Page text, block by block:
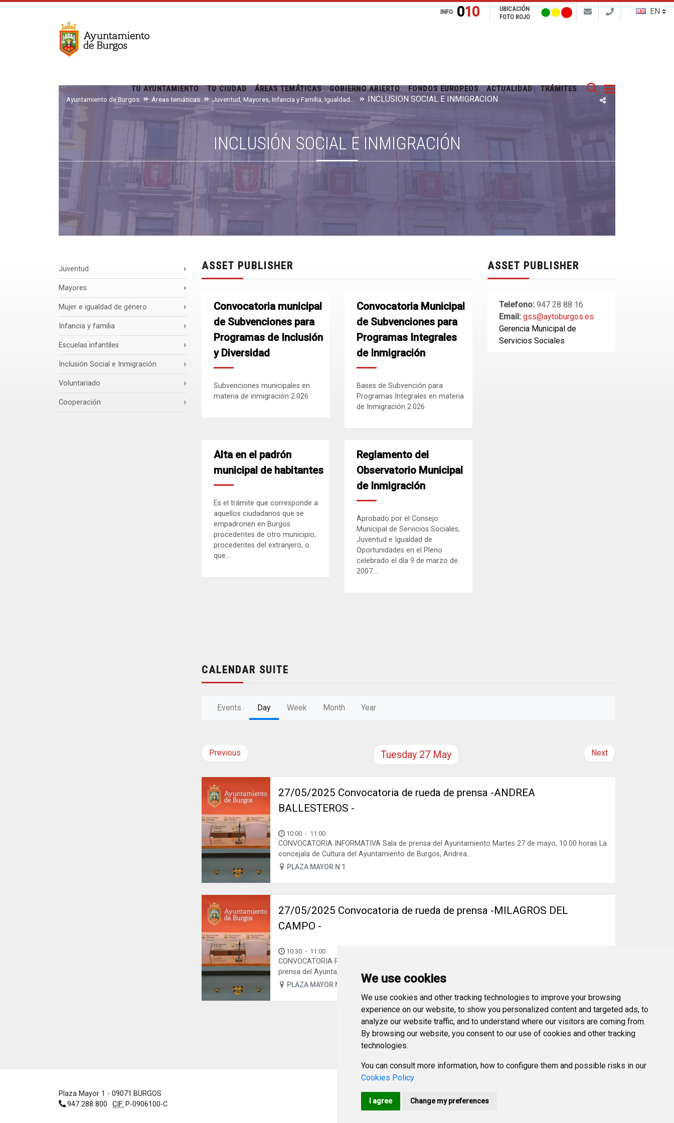
We use cookies
We use cookies and other tracking technologies to improve your browsing
experience on our website, to show you personalized content and targeted ads, to
analyze our website traffic, and to understand where our visitors are coming from.
By browsing our website, you consent to our use of cookies and other tracking
technologies.
You can consult more information, how to configure them and possible risks in our
Cookies Policy
I agree Change my preferences
Buscar
INFO 010
UBICACIÓN
FOTO ROJO
TU AYUNTAMIENTO TU CIUDAD ÁREAS TEMÁTICAS GOBIERNO ABIERTO FONDOS EUROPEOS ACTUALIDAD TRÁMITES
Ayuntamiento de Burgos Áreas temáticas INCLUSIÓN SOCIAL E INMIGRACIÓN
INCLUSIÓN SOCIAL E INMIGRACIÓN
Juventud
Mayores
Mujer e igualdad de género
Infancia y familia
Escuelas infantiles
Inclusión Social e Inmigración
Voluntariado
Cooperación
ASSET PUBLISHER
Convocatoria municipal
de Subvenciones para
Programas de Inclusión
y Diversidad
Subvenciones municipales en
materia de inmigración 2.026
Convocatoria Municipal
de Subvenciones para
Programas Integrales
de Inmigración
Bases de Subvención para
Programas Integrales en materia
de Inmigración 2.026
Alta en el padrón
municipal de habitantes
Es el trámite que corresponde a
aquellos ciudadanos que se
empadronen en Burgos
procedentes de otro municipio,
procedentes del extranjero, o
que...
Reglamento del
Observatorio Municipal
de Inmigración
Aprobado por el Consejo
Municipal de Servicios Sociales,
Juventud e Igualdad de
Oportunidades en el Pleno
celebrado el día 9 de marzo de
2007....
ASSET PUBLISHER
Telefono: 947 28 88 16
Email: gss@aytoburgos.es
Gerencia Municipal de
Servicios Sociales
CALENDAR SUITE
Events Day Week Month Year
Previous Tuesday 27 May Next
27/05/2025 Convocatoria de rueda de prensa -ANDREA
BALLESTEROS -
10:00 - 11:00
CONVOCATORIA INFORMATIVA Sala de prensa del Ayuntamiento Martes 27 de mayo, 10.00 horas La
concejala de Cultura del Ayuntamiento de Burgos, Andrea...
PLAZA MAYOR N 1
27/05/2025 Convocatoria de rueda de prensa -MILAGROS DEL
CAMPO -
10:30 - 11:00
CONVOCATORIA RUEDA DE PRENSA Fecha: 27 de mayo de 2025 Hora: 10.30 horas Lugar: Sala de
prensa del Ayuntamiento de Burgos La presidenta de la...
PLAZA MAYOR N 1
Plaza Mayor 1 - 09071 BURGOS
947 288 800
CIF: P-0906100-C